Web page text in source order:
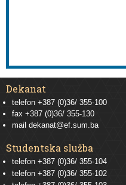
Dekanat
telefon +387 (0)36/ 355-100
fax +387 (0)36/ 355-130
mail dekanat@ef.sum.ba
Studentska služba
telefon +387 (0)36/ 355-104
telefon +387 (0)36/ 355-102